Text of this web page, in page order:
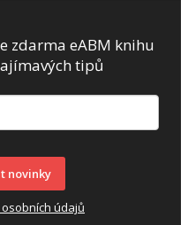
zdarma eABM knihu
tipů
novinky
údajů